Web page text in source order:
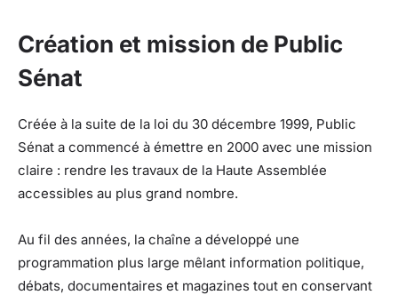
Création et mission de Public
Sénat
Créée à la suite de la loi du 30 décembre 1999, Public
Sénat a commencé à émettre en 2000 avec une mission
claire : rendre les travaux de la Haute Assemblée
accessibles au plus grand nombre.
Au fil des années, la chaîne a développé une
programmation plus large mêlant information politique,
débats, documentaires et magazines tout en conservant